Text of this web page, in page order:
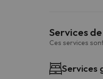
Services
Ces services
Services